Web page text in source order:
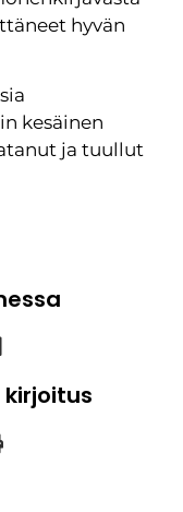
hyvän
kesäinen
ja tuullut